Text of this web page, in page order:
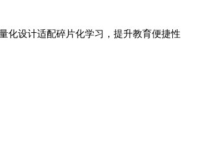
化设计适配碎片化学习，提升教育便捷性